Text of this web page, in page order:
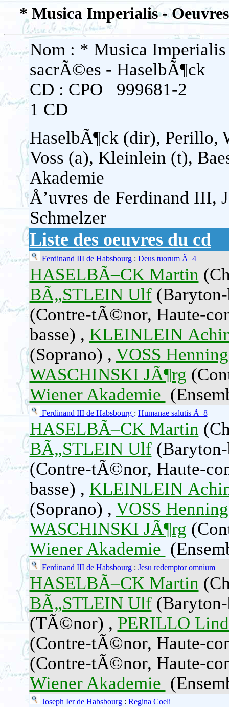
* Musica Imperialis -
Nom : * Musica Imperialis
sacrÃ©es - HaselbÃ¶ck
CD : CPO 999681-2
1 CD
HaselbÃ¶ck (dir), Perillo,
Voss (a), Kleinlein (t),
Akademie
Å’uvres de Ferdinand III,
Schmelzer
Liste des oeuvres du cd
Ferdinand III de Habsbourg : Deus tuorum Ã 4
HASELBÃ–CK Martin
BÃ„STLEIN Ulf
(Contre-tÃ©nor, Haute-
basse) , KLEINLEIN
(Soprano) , VOSS Henning
WASCHINSKI JÃ¶rg
Wiener Akademie
Ferdinand III de Habsbourg : Humanae salutis Ã 8
HASELBÃ–CK Martin
BÃ„STLEIN Ulf
(Contre-tÃ©nor, Haute-
basse) , KLEINLEIN
(Soprano) , VOSS Henning
WASCHINSKI JÃ¶rg
Wiener Akademie
Ferdinand III de Habsbourg : Jesu redemptor omnium
HASELBÃ–CK Martin
BÃ„STLEIN Ulf
(TÃ©nor) , PERILLO
(Contre-tÃ©nor, Haute-
(Contre-tÃ©nor, Haute-
Wiener Akademie
Joseph Ier de Habsbourg : Regina Coeli